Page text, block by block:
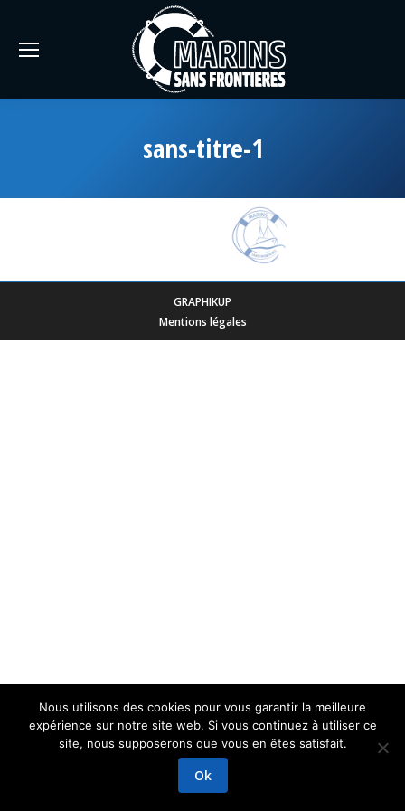
sans-titre-1
GRAPHIKUP
Mentions légales
Nous utilisons des cookies pour vous garantir la meilleure
expérience sur notre site web. Si vous continuez à utiliser ce
site, nous supposerons que vous en êtes satisfait.
Ok